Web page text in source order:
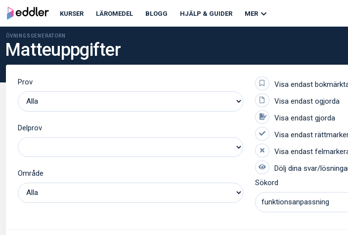
KURSER LÄROMEDEL BLOGG HJÄLP & GUIDER MER
ÖVNINGSGENERATORN
Matteuppgifter
Prov
Delprov
Område
Visa endast ogjorda
Visa endast gjorda
Sökord